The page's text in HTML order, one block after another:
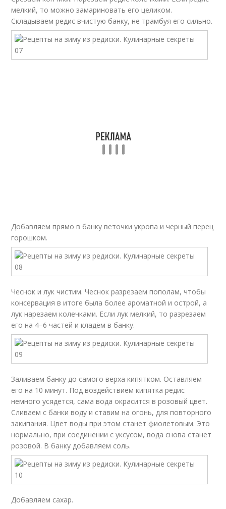
мелкий, то можно замариновать его целиком.
Складываем редис вчистую банку, не трамбуя его сильно.
Добавляем прямо в банку веточки укропа и черный перец
горошком.
Чеснок и лук чистим. Чеснок разрезаем пополам, чтобы
консервация в итоге была более ароматной и острой, а
лук нарезаем колечками. Если лук мелкий, то разрезаем
его на 4–6 частей и кладём в банку.
Заливаем банку до самого верха кипятком. Оставляем
его на 10 минут. Под воздействием кипятка редис
немного усядется, сама вода окрасится в розовый цвет.
Сливаем с банки воду и ставим на огонь, для повторного
закипания. Цвет воды при этом станет фиолетовым. Это
нормально, при соединении с уксусом, вода снова станет
розовой. В банку добавляем соль.
Добавляем сахар.